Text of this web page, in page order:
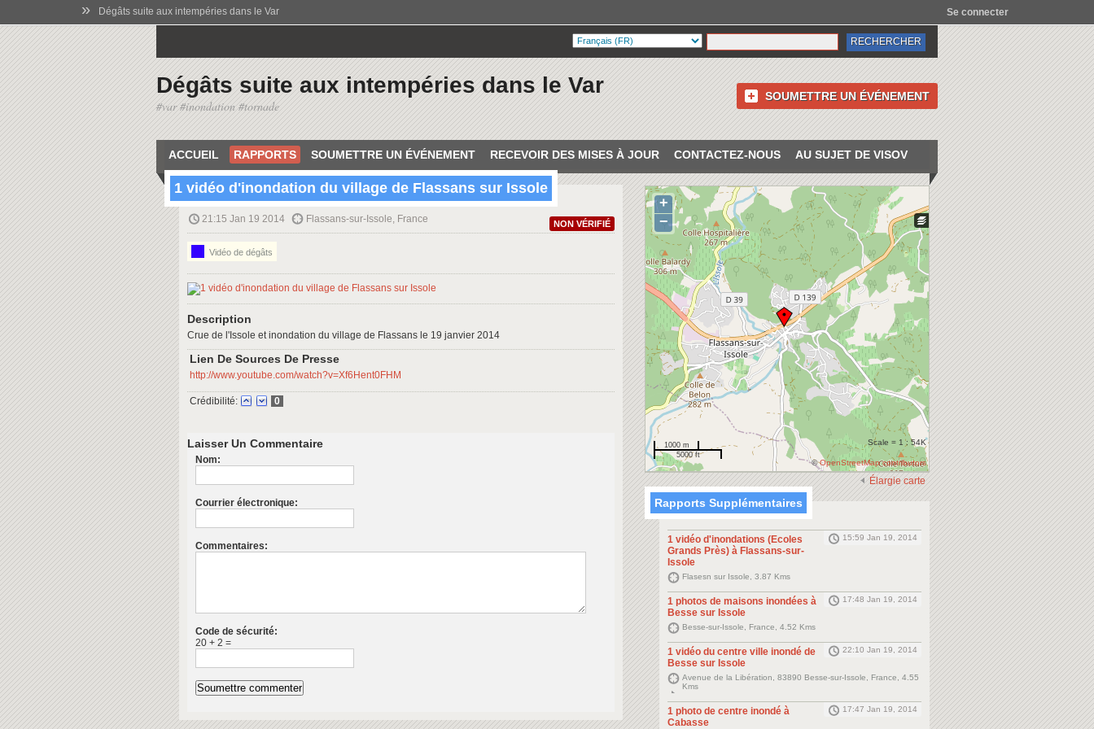
» Dégâts suite aux intempéries dans le Var Se connecter
Dégâts suite aux intempéries dans le Var
#var #inondation #tornade
SOUMETTRE UN ÉVÉNEMENT
ACCUEIL RAPPORTS SOUMETTRE UN ÉVÉNEMENT RECEVOIR DES MISES À JOUR CONTACTEZ-NOUS AU SUJET DE VISOV
NON VÉRIFIÉ
1 vidéo d'inondation du village de Flassans sur Issole
21:15 Jan 19 2014 Flassans-sur-Issole, France
Vidéo de dégâts
Description
Crue de l'Issole et inondation du village de Flassans le 19 janvier 2014
Lien De Sources De Presse
http://www.youtube.com/watch?v=Xf6Hent0FHM
Crédibilité: 0
Laisser Un Commentaire
Nom:
Courrier électronique:
Commentaires:
Code de sécurité:
20 + 2 =
+
−
1000 m
5000 ft
Scale = 1 : 54K
©OpenStreetMap contributors
Élargie carte
Rapports Supplémentaires
1 vidéo d'inondations (Ecoles
Grands Près) à Flassans-sur-
Issole
15:59 Jan 19, 2014
Flasesn sur Issole, 3.87 Kms
1 photos de maisons inondées à
Besse sur Issole
17:48 Jan 19, 2014
Besse-sur-Issole, France, 4.52 Kms
1 vidéo du centre ville inondé de
Besse sur Issole
22:10 Jan 19, 2014
Avenue de la Libération, 83890 Besse-sur-Issole, France, 4.55
Kms
1 photo de centre inondé à
Cabasse
17:47 Jan 19, 2014